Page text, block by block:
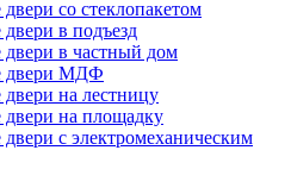
со стеклопакетом
в подъезд
в частный дом
двери МДФ
на лестницу
на площадку
с электромеханическим